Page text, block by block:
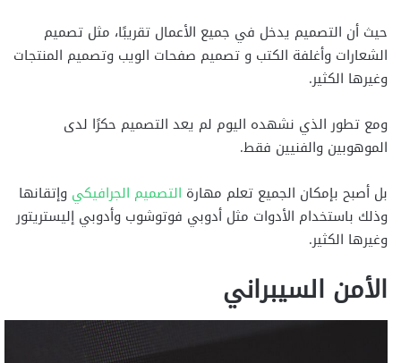
حيث أن التصميم يدخل في جميع الأعمال تقريبًا، مثل تصميم
الشعارات وأغلفة الكتب و تصميم صفحات الويب وتصميم المنتجات
وغيرها الكثير.
ومع تطور الذي نشهده اليوم لم يعد التصميم حكرًا لدى
الموهوبين والفنيين فقط.
بل أصبح بإمكان الجميع تعلم مهارة التصميم الجرافيكي وإتقانها
وذلك باستخدام الأدوات مثل أدوبي فوتوشوب وأدوبي إليستريتور
وغيرها الكثير.
الأمن السيبراني